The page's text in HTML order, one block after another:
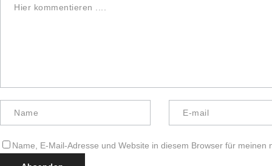
Name, E-Mail-Adresse und Website in diesem Browser für meinen